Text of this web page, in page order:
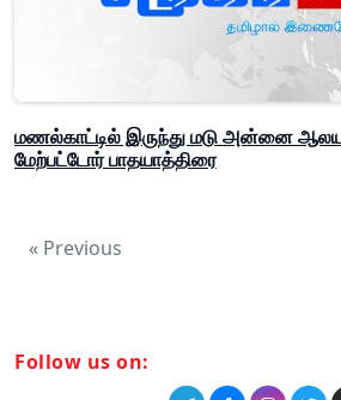
மணல்காட்டில் இருந்து மடு அன்னை
மேற்பட்டோர் பாதயாத்திரை
« Previous
Follow us on: